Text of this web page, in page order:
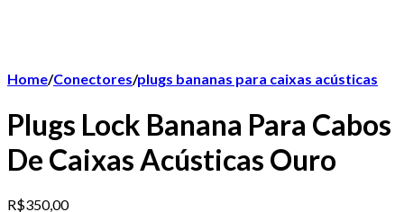
Home/Conectores/plugs bananas para caixas acústicas
Plugs Lock Banana Para Cabos
De Caixas Acústicas Ouro
R$350,00